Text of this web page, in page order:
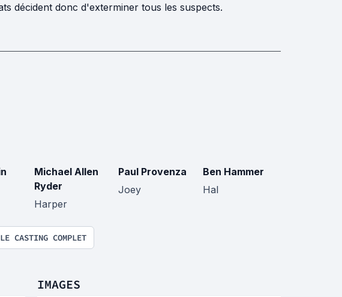
décident donc d'exterminer tous les suspects.
Michael Allen
Ryder
Harper
Paul Provenza
Joey
Ben Hammer
Hal
CASTING COMPLET
IMAGES